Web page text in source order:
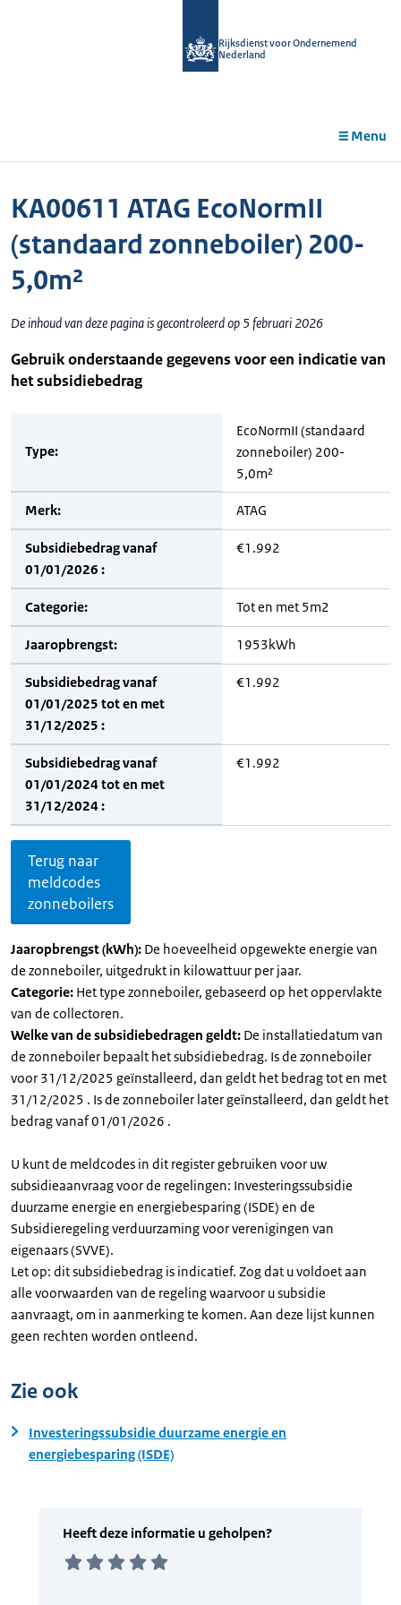
Rijksdienst voor Ondernemend
Nederland
Menu
KA00611 ATAG EcoNormII
(standaard zonneboiler) 200-
5,0m²
De inhoud van deze pagina is gecontroleerd op 5 februari 2026
Gebruik onderstaande gegevens voor een indicatie van
het subsidiebedrag
Type:
EcoNormII (standaard
zonneboiler) 200-
5,0m²
Merk: ATAG
Subsidiebedrag vanaf
01/01/2026 :
€1.992
Categorie: Tot en met 5m2
Jaaropbrengst: 1953kWh
Subsidiebedrag vanaf
01/01/2025 tot en met
31/12/2025 :
€1.992
Subsidiebedrag vanaf
01/01/2024 tot en met
31/12/2024 :
€1.992
Terug naar
meldcodes
zonneboilers
Jaaropbrengst (kWh): De hoeveelheid opgewekte energie van
de zonneboiler, uitgedrukt in kilowattuur per jaar.
Categorie: Het type zonneboiler, gebaseerd op het oppervlakte
van de collectoren.
Welke van de subsidiebedragen geldt: De installatiedatum van
de zonneboiler bepaalt het subsidiebedrag. Is de zonneboiler
voor 31/12/2025 geïnstalleerd, dan geldt het bedrag tot en met
31/12/2025 . Is de zonneboiler later geïnstalleerd, dan geldt het
bedrag vanaf 01/01/2026 .
U kunt de meldcodes in dit register gebruiken voor uw
subsidieaanvraag voor de regelingen: Investeringssubsidie
duurzame energie en energiebesparing (ISDE) en de
Subsidieregeling verduurzaming voor verenigingen van
eigenaars (SVVE).
Let op: dit subsidiebedrag is indicatief. Zog dat u voldoet aan
alle voorwaarden van de regeling waarvoor u subsidie
aanvraagt, om in aanmerking te komen. Aan deze lijst kunnen
geen rechten worden ontleend.
Zie ook
Investeringssubsidie duurzame energie en
energiebesparing (ISDE)